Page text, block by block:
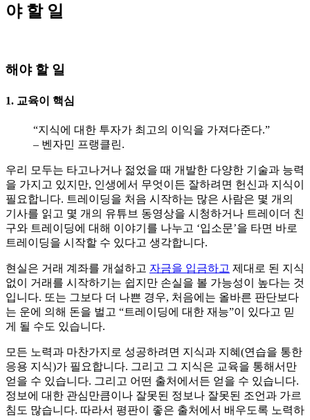
야 할 일
해야 할 일
1. 교육이 핵심
“지식에 대한 투자가 최고의 이익을 가져다준다.”
– 벤자민 프랭클린.
우리 모두는 타고나거나 젊었을 때 개발한 다양한 기술과 능력
을 가지고 있지만, 인생에서 무엇이든 잘하려면 헌신과 지식이
필요합니다. 트레이딩을 처음 시작하는 많은 사람은 몇 개의
기사를 읽고 몇 개의 유튜브 동영상을 시청하거나 트레이더 친
구와 트레이딩에 대해 이야기를 나누고 ‘입소문’을 타면 바로
트레이딩을 시작할 수 있다고 생각합니다.
현실은 거래 계좌를 개설하고 자금을 입금하고 제대로 된 지식
없이 거래를 시작하기는 쉽지만 손실을 볼 가능성이 높다는 것
입니다. 또는 그보다 더 나쁜 경우, 처음에는 올바른 판단보다
는 운에 의해 돈을 벌고 “트레이딩에 대한 재능”이 있다고 믿
게 될 수도 있습니다.
모든 노력과 마찬가지로 성공하려면 지식과 지혜(연습을 통한
응용 지식)가 필요합니다. 그리고 그 지식은 교육을 통해서만
얻을 수 있습니다. 그리고 어떤 출처에서든 얻을 수 있습니다.
정보에 대한 관심만큼이나 잘못된 정보나 잘못된 조언과 가르
침도 많습니다. 따라서 평판이 좋은 출처에서 배우도록 노력하